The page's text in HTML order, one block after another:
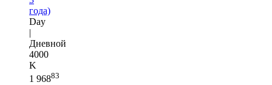
года)
Day
|
Дневной
4000
K
1 96883